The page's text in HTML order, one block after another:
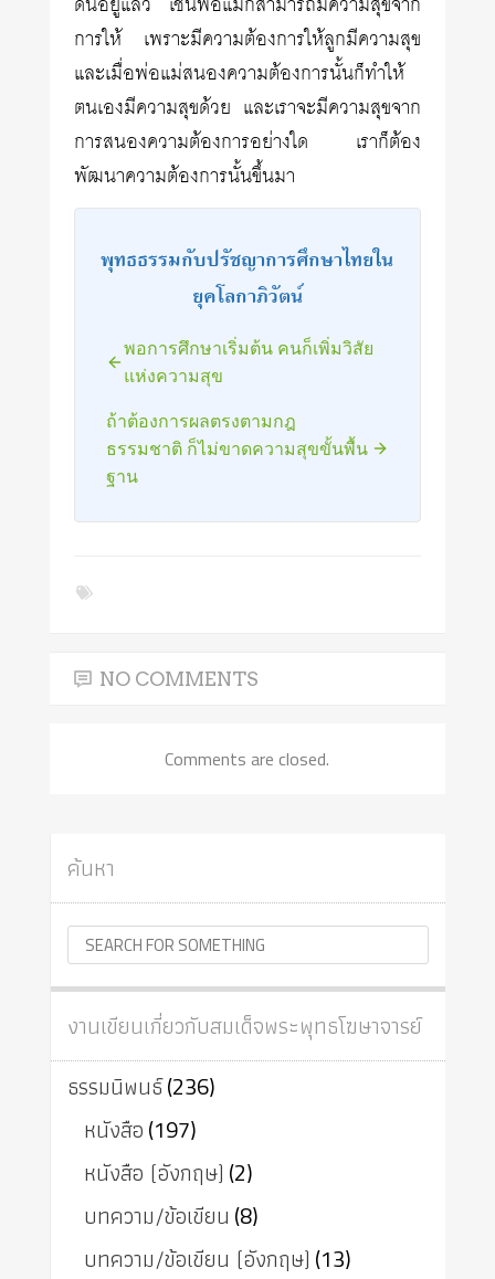
การให้ เพราะมีความต้องการให้ลูกมีความสุข
และเมื่อพ่อแม่สนองความต้องการนั้นก็ทำให้
ตนเองมีความสุขด้วย และเราจะมีความสุขจาก
การสนองความต้องการอย่างใด เราก็ต้อง
พัฒนาความต้องการนั้นขึ้นมา
พุทธธรรมกับปรัชญาการศึกษาไทยใน
ยุคโลกาภิวัตน์
พอการศึกษาเริ่มต้น คนก็เพิ่มวิสัย
แห่งความสุข
ถ้าต้องการผลตรงตามกฎ
ธรรมชาติ ก็ไม่ขาดความสุขขั้นพื้น
ฐาน
NO COMMENTS
Comments are closed.
ค้นหา
งานเขียนเกี่ยวกับสมเด็จพระพุทธโฆษาจารย์
ธรรมนิพนธ์(236)
หนังสือ(197)
หนังสือ (อังกฤษ) (2)
บทความ/ข้อเขียน (8)
บทความ/ข้อเขียน (อังกฤษ) (13)